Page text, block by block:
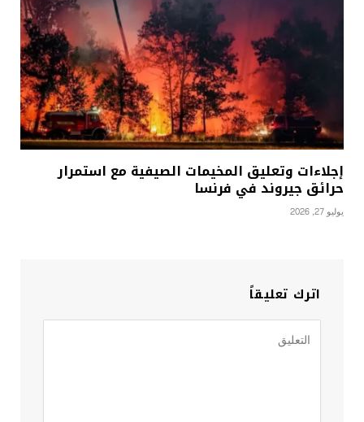
إجلاءات وتعليق المخيمات الصيفية مع استمرار
حرائق جيروند في فرنسا
يوليو 27, 2026
اترك تعليقاً